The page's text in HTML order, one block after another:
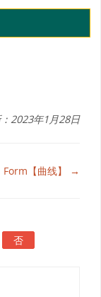
2023年1月28日
Form【曲线】 →
否